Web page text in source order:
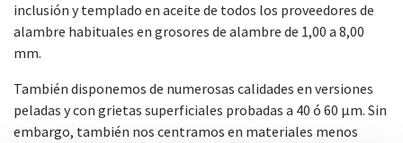
inclusión y templado en aceite de todos los proveedores de
alambre habituales en grosores de alambre de 1,00 a 8,00
mm.
También disponemos de numerosas calidades en versiones
peladas y con grietas superficiales probadas a 40 ó 60 µm. Sin
embargo, también nos centramos en materiales menos